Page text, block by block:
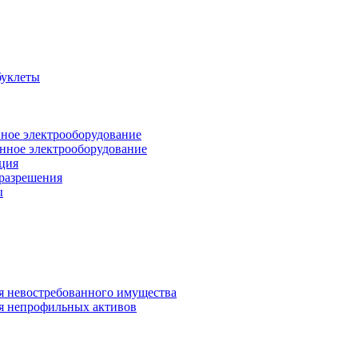
электрооборудование
электрооборудование
невостребованного имущества
непрофильных активов